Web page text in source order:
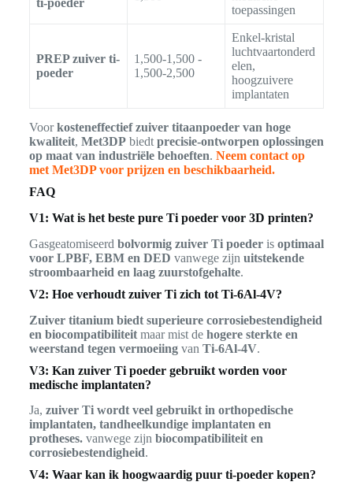
ti-poeder
toepassingen
PREP zuiver ti-
poeder
1,500-1,500 -
1,500-2,500
Enkel-kristal
luchtvaartonderd
elen,
hoogzuivere
implantaten
Voorkosteneffectief zuiver titaanpoeder van hoge
kwaliteit, Met3DPbiedt precisie-ontworpen oplossingen
op maat van industriële behoeften. Neem contact op
met Met3DP voor prijzen en beschikbaarheid.
FAQ
V1: Wat is het beste pure Ti poeder voor 3D printen?
Gasgeatomiseerd bolvormig zuiver Ti poederis optimaal
voor LPBF, EBM en DED vanwege zijn uitstekende
stroombaarheid en laag zuurstofgehalte.
V2: Hoe verhoudt zuiver Ti zich tot Ti-6Al-4V?
Zuiver titanium biedt superieure corrosiebestendigheid
en biocompatibiliteitmaar mist de hogere sterkte en
weerstand tegen vermoeiingvan Ti-6Al-4V.
V3: Kan zuiver Ti poeder gebruikt worden voor
medische implantaten?
Ja, zuiver Ti wordt veel gebruikt in orthopedische
implantaten, tandheelkundige implantaten en
protheses.vanwege zijn biocompatibiliteit en
corrosiebestendigheid.
V4: Waar kan ik hoogwaardig puur ti-poeder kopen?